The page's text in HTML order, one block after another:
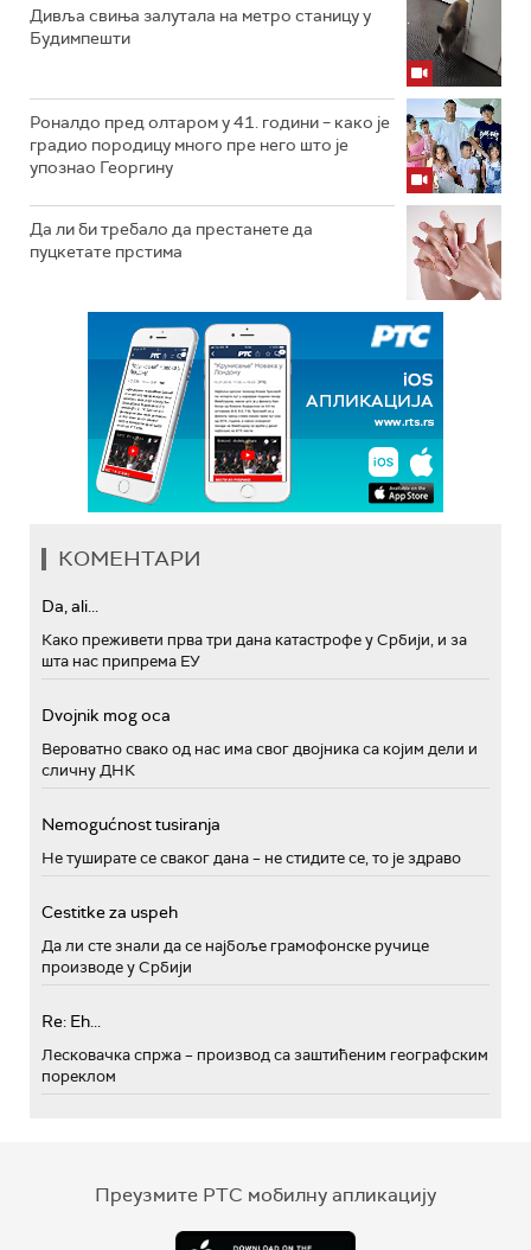
Дивља свиња залутала на метро станицу у
Будимпешти
Роналдо пред олтаром у 41. години – како је
градио породицу много пре него што је
упознао Георгину
Да ли би требало да престанете да
пуцкетате прстима
КОМЕНТАРИ
Da, ali...
Како преживети прва три дана катастрофе у Србији, и за
шта нас припрема ЕУ
Dvojnik mog oca
Вероватно свако од нас има свог двојника са којим дели и
сличну ДНК
Nemogućnost tusiranja
Не туширате се сваког дана – не стидите се, то је здраво
Cestitke za uspeh
Да ли сте знали да се најбоље грамофонске ручице
производе у Србији
Re: Eh...
Лесковачка спржа – производ са заштићеним географским
пореклом
Преузмите РТС мобилну апликацију